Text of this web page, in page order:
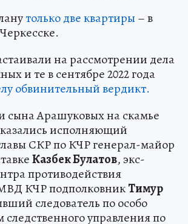
только две квартиры – в
на рассмотрении дела
и те в сентябре 2022 года
обвинительный вердикт.
сына Арашуковых на скамье
исполняющий
СКР по КЧР генерал-майор
Казбек Булатов, экс-
противодействия
КЧР подполковникТимур
следователь по особо
управления по